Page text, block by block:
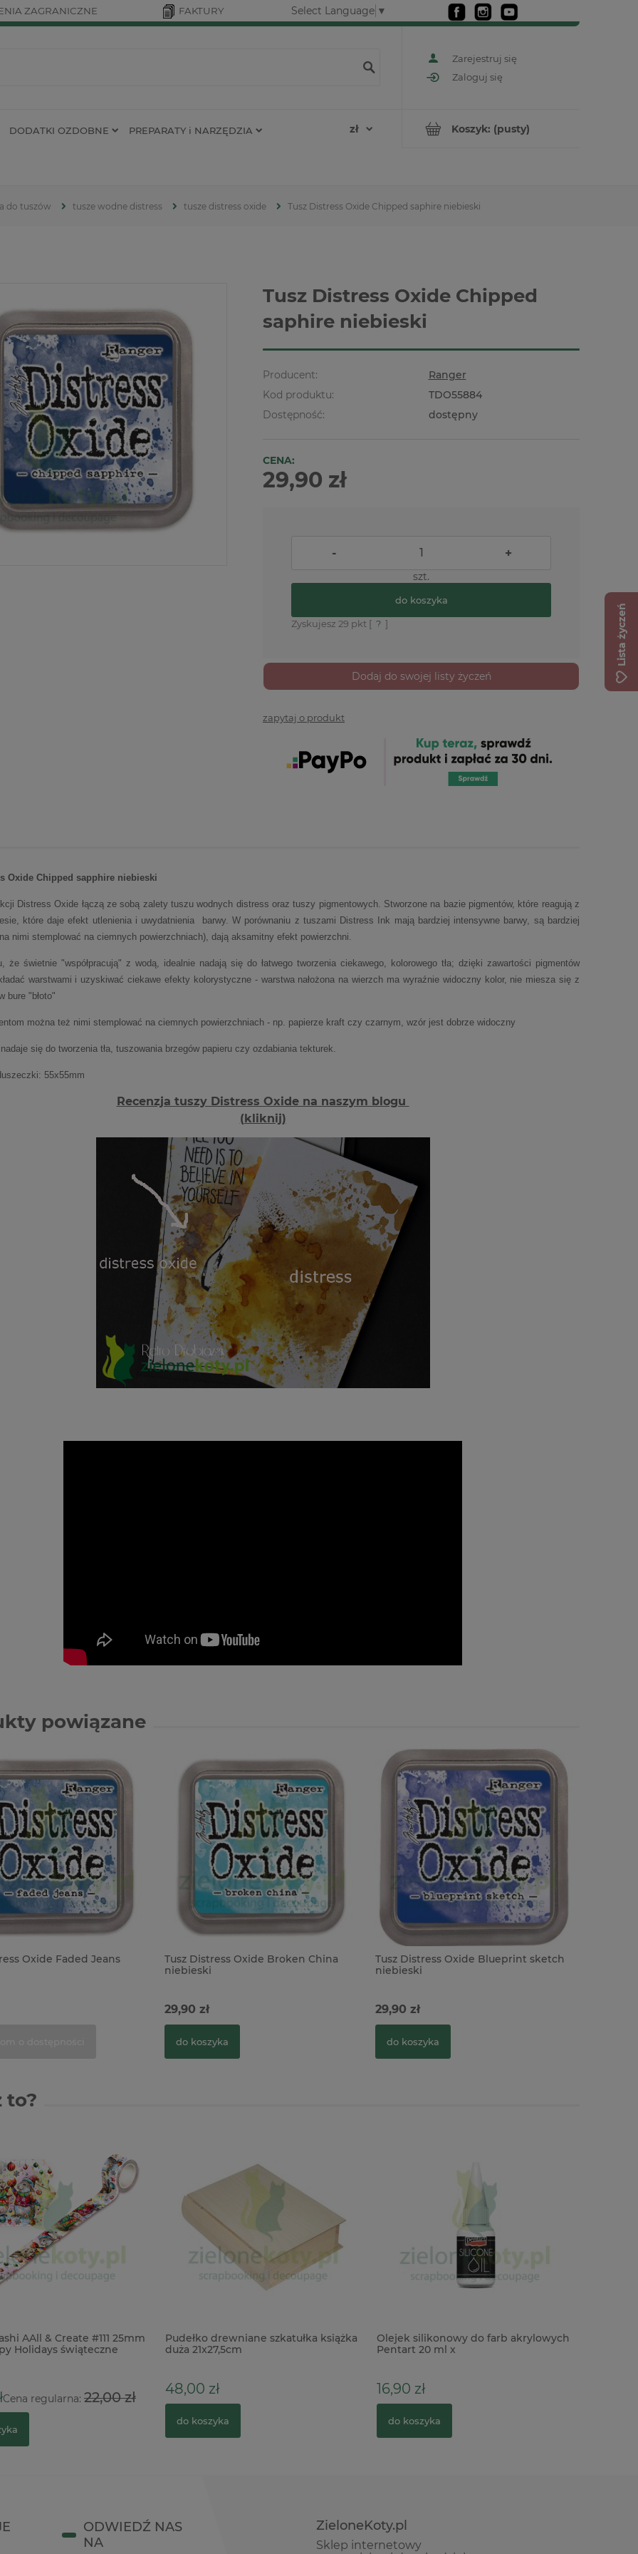
ZAGRANICZNE FAKTURY Select Language ▼
Zarejestruj się
Zaloguj się
Koszyk: (pusty)
DODATKI OZDOBNE PREPARATY i NARZĘDZIA
do tuszów tusze wodne distress tusze distress oxide Tusz Distress Oxide Chipped saphire niebieski
Tusz Distress Oxide Chipped
saphire niebieski
Producent:
Ranger
Kod produktu:
TDO55884
Dostępność:
dostępny
CENA:
29,90 zł
- +
szt.
do koszyka
Zyskujesz 29 pkt [ ? ]
Dodaj do swojej listy życzeń
zapytaj o produkt
Oxide Chipped sapphire niebieski
Distress Oxide łączą ze sobą zalety tuszu wodnych distress oraz tuszy pigmentowych. Stworzone na bazie pigmentów, które reagują z
które daje efekt utlenienia i uwydatnienia barwy. W porównaniu z tuszami Distress Ink mają bardziej intensywne barwy, są bardziej
nimi stemplować na ciemnych powierzchniach), dają aksamitny efekt powierzchni.
że świetnie "współpracują" z wodą, idealnie nadają się do łatwego tworzenia ciekawego, kolorowego tła; dzięki zawartości pigmentów
warstwami i uzyskiwać ciekawe efekty kolorystyczne - warstwa nałożona na wierzch ma wyraźnie widoczny kolor, nie miesza się z
bure "błoto"
można też nimi stemplować na ciemnych powierzchniach - np. papierze kraft czy czarnym, wzór jest dobrze widoczny
się do tworzenia tła, tuszowania brzegów papieru czy ozdabiania tekturek.
55x55mm
Recenzja tuszy Distress Oxide na naszym blogu
(kliknij)
powiązane
Oxide Faded Jeans
Tusz Distress Oxide Broken China
niebieski
29,90 zł
do koszyka
Tusz Distress Oxide Blueprint sketch
niebieski
29,90 zł
do koszyka
to?
AAll & Create #111 25mm
Holidays świąteczne
Cena regularna: 22,00 zł
Pudełko drewniane szkatułka książka
duża 21x27,5cm
48,00 zł
do koszyka
Olejek silikonowy do farb akrylowych
Pentart 20 ml x
16,90 zł
do koszyka
ZieloneKoty.pl
Sklep internetowy
ODWIEDŹ NAS
NA
Lista życzeń